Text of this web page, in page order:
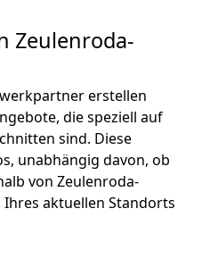
Zeulenroda-
erstellen
die speziell auf
sind. Diese
unabhängig davon, ob
von Zeulenroda-
aktuellen Standorts